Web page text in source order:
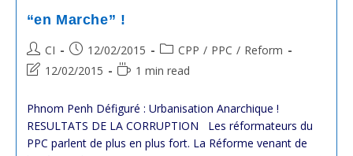
“en Marche” !
Post
author:
CI
Post
published:
12/02/2015
Post
category:
CPP / PPC / Reform
Post
modified:
12/02/2015
Reading1 min read
Phnom Penh Défiguré : Urbanisation Anarchique !
RESULTATS DE LA CORRUPTION Les réformateurs du
PPC parlent de plus en plus fort. La Réforme venant de